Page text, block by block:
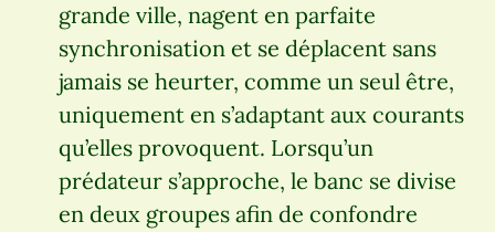
grande ville, nagent en parfaite
synchronisation et se déplacent sans
jamais se heurter, comme un seul être,
uniquement en s’adaptant aux courants
qu’elles provoquent. Lorsqu’un
prédateur s’approche, le banc se divise
en deux groupes afin de confondre